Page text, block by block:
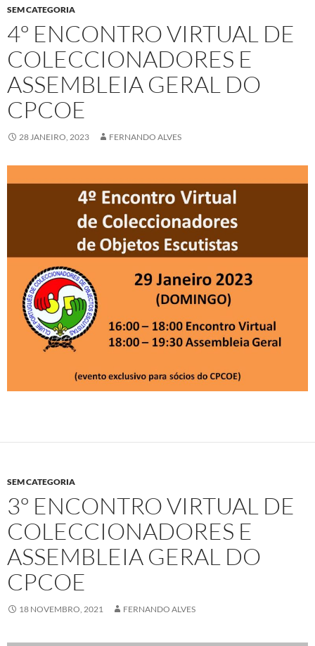
SEM CATEGORIA
4º ENCONTRO VIRTUAL DE
COLECCIONADORES E
ASSEMBLEIA GERAL DO
CPCOE
28 JANEIRO, 2023 FERNANDO ALVES
SEM CATEGORIA
3º ENCONTRO VIRTUAL DE
COLECCIONADORES E
ASSEMBLEIA GERAL DO
CPCOE
18 NOVEMBRO, 2021 FERNANDO ALVES